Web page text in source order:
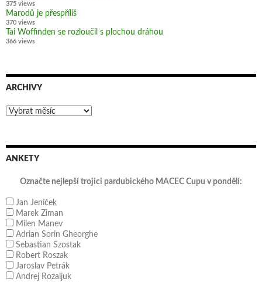
375 views
Marodů je přespříliš
370 views
Tai Woffinden se rozloučil s plochou dráhou
366 views
ARCHIVY
Archivy
ANKETY
Označte nejlepší trojici pardubického MACEC Cupu v pondělí:
Jan Jeníček
Marek Ziman
Milen Manev
Adrian Sorin Gheorghe
Sebastian Szostak
Robert Roszak
Jaroslav Petrák
Andrej Rozaljuk